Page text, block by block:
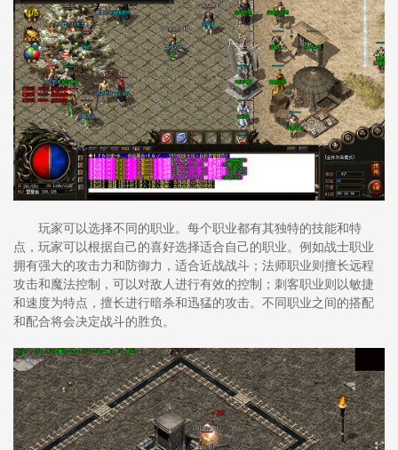
玩家可以选择不同的职业。每个职业都有其独特的技能和特
点，玩家可以根据自己的喜好选择适合自己的职业。例如战士职业
拥有强大的攻击力和防御力，适合近战战斗；法师职业则擅长远程
攻击和魔法控制，可以对敌人进行有效的控制；刺客职业则以敏捷
和速度为特点，擅长进行暗杀和迅猛的攻击。不同职业之间的搭配
和配合将会决定战斗的胜负。